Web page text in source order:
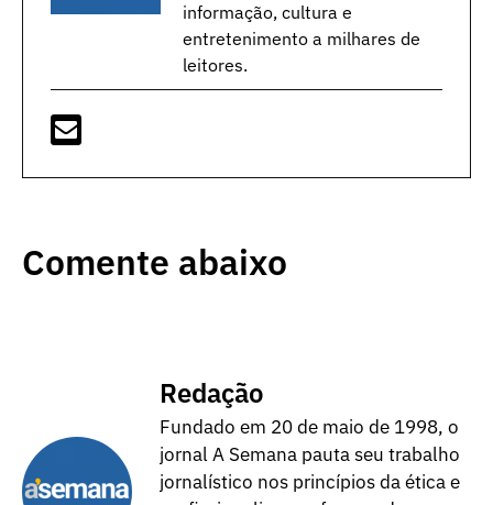
informação, cultura e
entretenimento a milhares de
leitores.
Comente abaixo
Redação
Fundado em 20 de maio de 1998, o
jornal A Semana pauta seu trabalho
jornalístico nos princípios da ética e